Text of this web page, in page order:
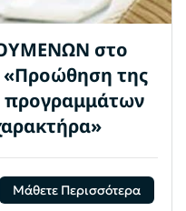
στο
«Προώθηση της
Μάθετε Περισσότερα